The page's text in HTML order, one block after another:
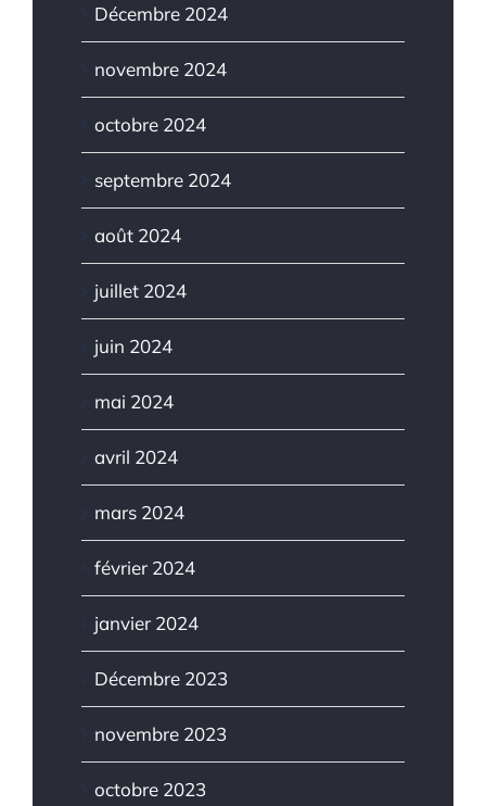
Décembre 2024
novembre 2024
octobre 2024
septembre 2024
août 2024
juillet 2024
juin 2024
mai 2024
avril 2024
mars 2024
février 2024
janvier 2024
Décembre 2023
novembre 2023
octobre 2023